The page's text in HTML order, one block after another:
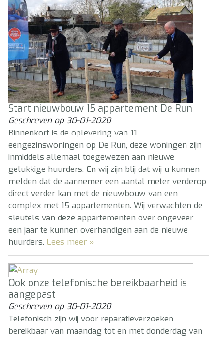
Start nieuwbouw 15 appartement De Run
Geschreven op30-01-2020
Binnenkort is de oplevering van 11
eengezinswoningen op De Run, deze woningen zijn
inmiddels allemaal toegewezen aan nieuwe
gelukkige huurders. En wij zijn blij dat wij u kunnen
melden dat de aannemer een aantal meter verderop
direct verder kan met de nieuwbouw van een
complex met 15 appartementen. Wij verwachten de
sleutels van deze appartementen over ongeveer
een jaar te kunnen overhandigen aan de nieuwe
huurders. Lees meer »
Ook onze telefonische bereikbaarheid is
aangepast
Geschreven op30-01-2020
Telefonisch zijn wij voor reparatieverzoeken
bereikbaar van maandag tot en met donderdag van